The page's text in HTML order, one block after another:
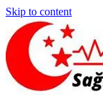
Skip to content